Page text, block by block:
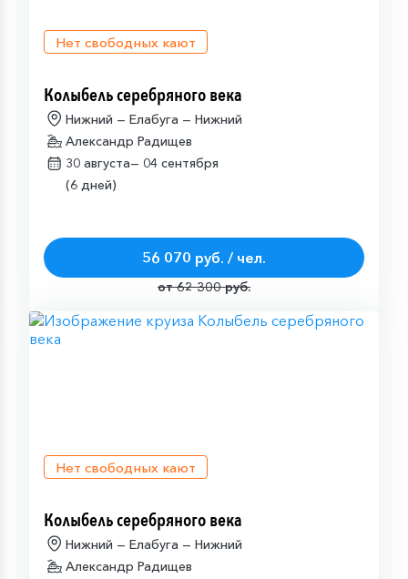
Нет свободных кают
Колыбель серебряного века
Нижний — Елабуга — Нижний
Александр Радищев
30 августа— 04 сентября
(6 дней)
56 070 руб. / чел.
от 62 300 руб.
Нет свободных кают
Колыбель серебряного века
Нижний — Елабуга — Нижний
Александр Радищев